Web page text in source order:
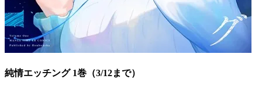
純情エッチング 1巻（3/12まで）